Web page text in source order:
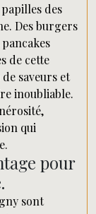
des
Des burgers
de cette
saveurs et
inoubliable.
qui
pour
sont